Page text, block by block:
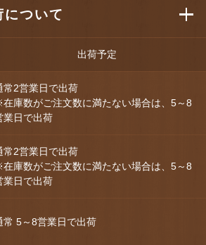
について
出荷予定
常2営業日で出荷
庫数がご注文数に満たない場合は、5～8
業日で出荷
常2営業日で出荷
庫数がご注文数に満たない場合は、5～8
業日で出荷
常 5～8営業日で出荷